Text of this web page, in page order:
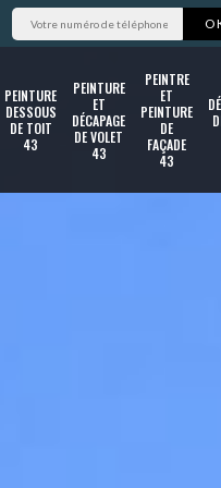
PEINTURE
DESSOUS
DE TOIT
43
PEINTURE
ET
DÉCAPAGE
DE VOLET
43
PEINTRE
ET
PEINTURE
DE
FAÇADE
43